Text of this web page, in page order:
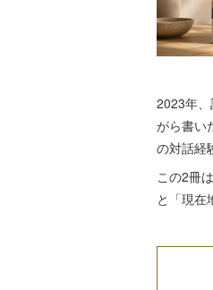
2023年
がら書い
の対話経
この2冊
と「現在